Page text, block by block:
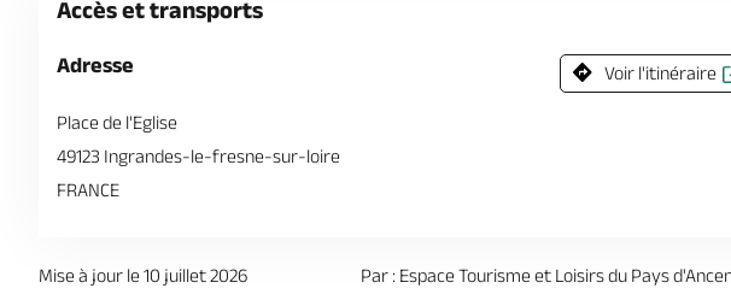
Accès et transports
Adresse
Place de l'Eglise
49123 Ingrandes-le-fresne-sur-loire
FRANCE
Voir l'itinéraire
Mise à jour le 10 juillet 2026 Par : Espace Tourisme et Loisirs du Pays